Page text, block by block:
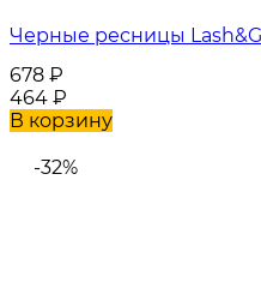
Черные ресницы
678 ₽
464 ₽
В корзину
-32%